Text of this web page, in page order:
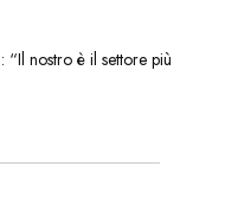
nostro è il settore più